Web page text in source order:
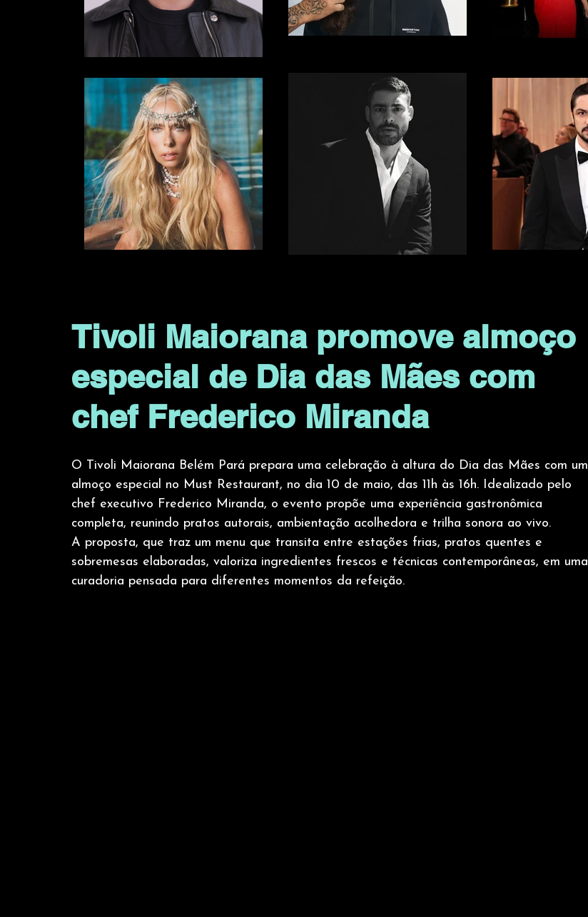
Tivoli Maiorana promove almoço
especial de Dia das Mães com
chef Frederico Miranda
O Tivoli Maiorana Belém Pará prepara uma celebração à altura do Dia das Mães com um
almoço especial no Must Restaurant, no dia 10 de maio, das 11h às 16h. Idealizado pelo
chef executivo Frederico Miranda, o evento propõe uma experiência gastronômica
completa, reunindo pratos autorais, ambientação acolhedora e trilha sonora ao vivo.
A proposta, que traz um menu que transita entre estações frias, pratos quentes e
sobremesas elaboradas, valoriza ingredientes frescos e técnicas contemporâneas, em uma
curadoria pensada para diferentes momentos da refeição.